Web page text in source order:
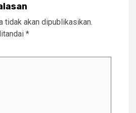
tidak akan dipublikasikan.
*